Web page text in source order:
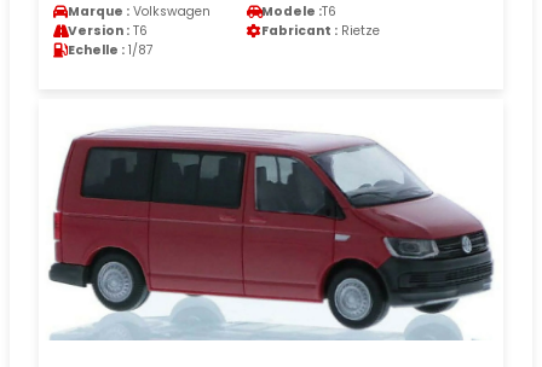
Marque : Volkswagen Modele :T6
Version : T6 Fabricant : Rietze
Echelle : 1/87